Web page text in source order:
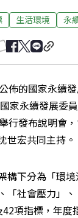
生活環境 永
佈的國家永續
家永續發展委
行發布說明會
世宏共同主持。
構下分為「環
「社會壓力」
42項指標，年